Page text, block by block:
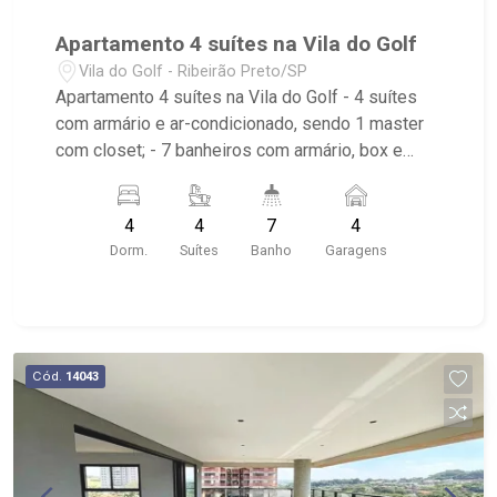
Apartamento 4 suítes na Vila do Golf
Vila do Golf - Ribeirão Preto/SP
Apartamento 4 suítes na Vila do Golf - 4 suítes
com armário e ar-condicionado, sendo 1 master
com closet; - 7 banheiros com armário, box e
Sala de TV; - Lavabo; - Cozinha Planejada; -
Despensa; - Área de Serviço; - Dormitório de
Serviço; - Banheiro de Serviço; - Sacada Gourmet
elevador, portão eletrônico, piscina, piscina
infantil, sauna, quadra poliesportiva, quadra de
squash, playground, brinquedoteca, área de
churrasco, salão de festas, academia e praça; -
Imóvel localizado em frente ao Shopping
4
Dorm.
4
Suítes
7
Banho
4
Garagens
Cód. 14043